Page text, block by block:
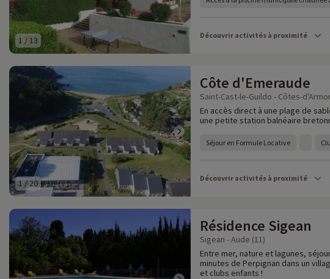
1 / 13 Découvrir activités à proximité
1/20
Côte d'Emeraude
Saint-Cast-le-Guildo - Côtes-
En accès direct à une plage de
une petite station balnéaire
Séjour en Formule Locative
Découvrir activités à proximité
Résidence Sigean
Sigean - Aude (11)
Entre mer, nature et lagunes,
minutes de Perpignan dans un
et clubs enfants !